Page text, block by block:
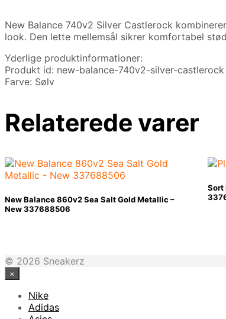
New Balance 740v2 Silver Castlerock
look. Den lette mellemsål sikrer komfortabel
Yderlige produktinformationer:
Produkt id: new-balance-740v2-silver-castlerock
Farve: Sølv
Relaterede varer
New Balance 860v2 Sea Salt Gold Metallic –
New 337688506
Sort
© 2026 Sneakerz
×
Nike
Adidas